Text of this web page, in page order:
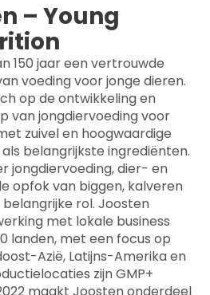
– Young
150 jaar een vertrouwde
voeding voor jonge dieren.
op de ontwikkeling en
van jongdiervoeding voor
zuivel en hoogwaardige
belangrijkste ingrediënten.
jongdiervoeding, dier- en
opfok van biggen, kalveren
rol. Joosten
met lokale business
landen, met een focus op
Azië, Latijns-Amerika en
zijn GMP+